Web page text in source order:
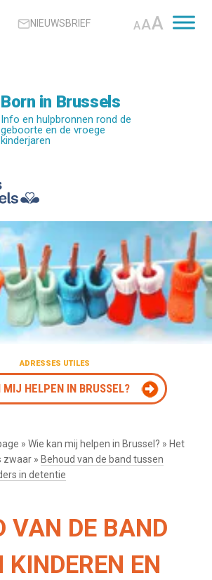
NIEUWSBRIEF AAA
Born in Brussels
Info en hulpbronnen rond de
geboorte en de vroege
kinderjaren
ADRESSES UTILES
MIJ HELPEN IN BRUSSEL?
»Wie kan mij helpen in Brussel? » Het
zwaar » Behoud van de band tussen
in detentie
VAN DE BAND
KINDEREN EN